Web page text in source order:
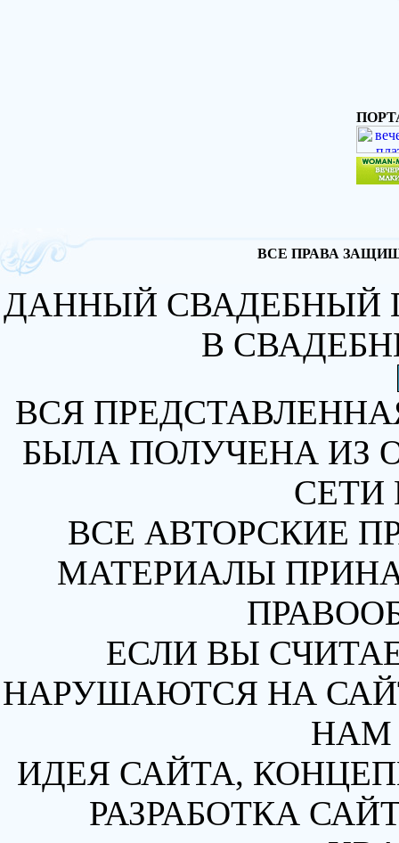
ВСЕ ПРАВА
ДАННЫЙ СВАДЕБНЫЙ
В
ВСЯ
БЫЛА ПОЛУЧЕНА ИЗ
СЕТИ
ВСЕ АВТОРСКИЕ
МАТЕРИАЛЫ
ЕСЛИ ВЫ
НАРУШАЮТСЯ НА
НАМ
ИДЕЯ САЙТА,
РАЗРАБОТКА